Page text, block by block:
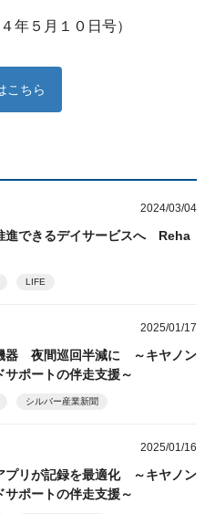
年５月１０日号）
こちら
2024/03/04
進できるデイサービスへ Reha
LIFE
2025/01/17
器 夜間巡回半減に ～キヤノン
サポートの伴走支援～
シルバー産業新聞
2025/01/16
プリが記録を最適化 ～キヤノン
サポートの伴走支援～